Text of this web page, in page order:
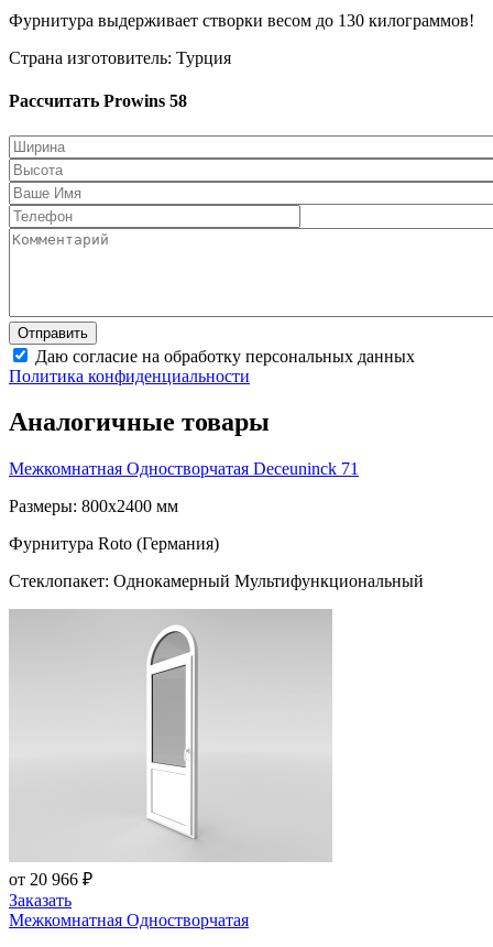
Фурнитура выдерживает створки весом до 130 килограммов!
Страна изготовитель: Турция
Рассчитать Prowins 58
Даю согласие на обработку персональных данных
Политика конфиденциальности
Аналогичные товары
Межкомнатная Одностворчатая Deceuninck 71
Размеры: 800x2400 мм
Фурнитура Roto (Германия)
Стеклопакет: Однокамерный Мультифункциональный
от 20 966 ₽
Заказать
Межкомнатная Одностворчатая